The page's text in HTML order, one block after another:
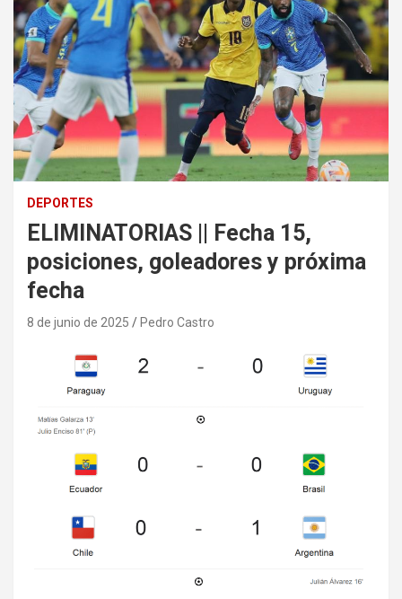
DEPORTES
ELIMINATORIAS || Fecha 15,
posiciones, goleadores y próxima
fecha
8 de junio de 2025 Pedro Castro